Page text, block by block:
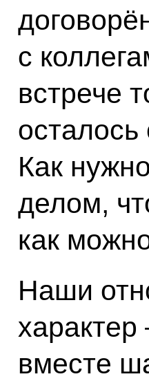
с
встрече
Как
делом,
как
Наши
характер
вместе